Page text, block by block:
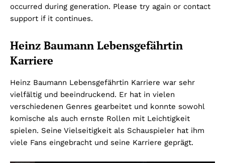
occurred during generation. Please try again or contact
support if it continues.
Heinz Baumann Lebensgefährtin
Karriere
Heinz Baumann Lebensgefährtin Karriere war sehr
vielfältig und beeindruckend. Er hat in vielen
verschiedenen Genres gearbeitet und konnte sowohl
komische als auch ernste Rollen mit Leichtigkeit
spielen. Seine Vielseitigkeit als Schauspieler hat ihm
viele Fans eingebracht und seine Karriere geprägt.